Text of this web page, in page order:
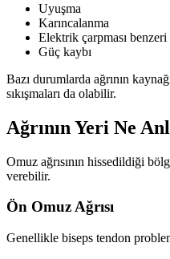
Uyuşma
Karıncalanma
Elektrik çarpması
Güç kaybı
Bazı durumlarda ağrının
sıkışmaları da olabilir.
Ağrının Yeri Ne
Omuz ağrısının hissedildiği
verebilir.
Ön Omuz Ağrısı
Genellikle biseps tendon